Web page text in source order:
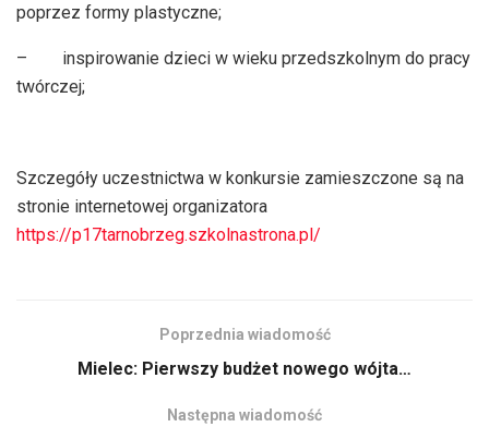
poprzez formy plastyczne;
– inspirowanie dzieci w wieku przedszkolnym do pracy
twórczej;
Szczegóły uczestnictwa w konkursie zamieszczone są na
stronie internetowej organizatora
https://p17tarnobrzeg.szkolnastrona.pl/
Poprzednia wiadomość
Mielec: Pierwszy budżet nowego wójta…
Następna wiadomość